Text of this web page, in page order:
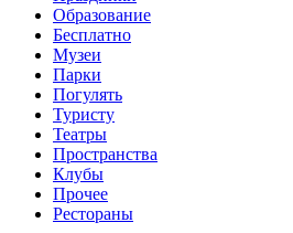
Образование
Бесплатно
Музеи
Парки
Погулять
Туристу
Театры
Пространства
Клубы
Прочее
Рестораны